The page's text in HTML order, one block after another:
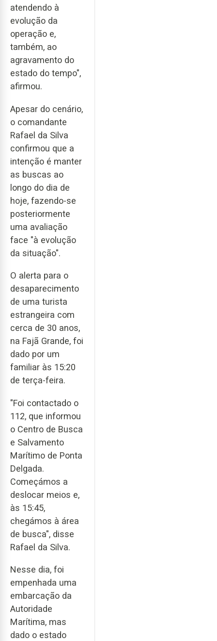
atendendo à
evolução da
operação e,
também, ao
agravamento do
estado do tempo",
afirmou.
Apesar do cenário,
o comandante
Rafael da Silva
confirmou que a
intenção é manter
as buscas ao
longo do dia de
hoje, fazendo-se
posteriormente
uma avaliação
face "à evolução
da situação".
O alerta para o
desaparecimento
de uma turista
estrangeira com
cerca de 30 anos,
na Fajã Grande, foi
dado por um
familiar às 15:20
de terça-feira.
"Foi contactado o
112, que informou
o Centro de Busca
e Salvamento
Marítimo de Ponta
Delgada.
Começámos a
deslocar meios e,
às 15:45,
chegámos à área
de busca", disse
Rafael da Silva.
Nesse dia, foi
empenhada uma
embarcação da
Autoridade
Marítima, mas
dado o estado